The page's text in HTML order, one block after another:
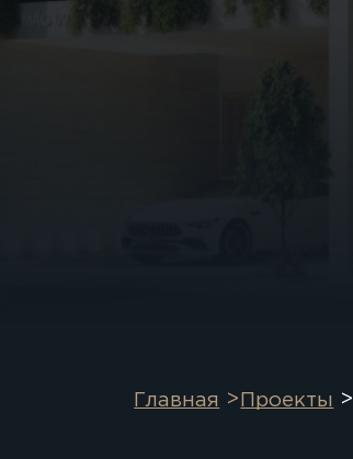
Главная Проекты